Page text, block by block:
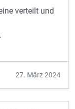
verteilt und
27. März 2024